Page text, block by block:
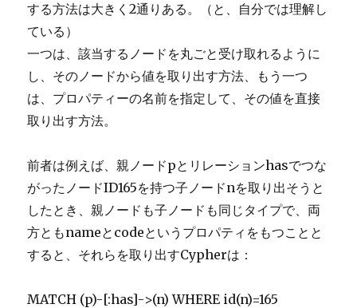
する方法は大きく2通りある。（と、自分では理解し
ている）
一つは、該当するノードを丸ごと受け取れるように
し、そのノードから値を取り出す方法、もう一つ
は、プロパティーの名前を指定して、その値を直接
取り出す方法。
前者は例えば、親ノードpとリレーションhasでつな
がったノードID165を持つ子ノードnを取り出そうと
したとき、親ノードも子ノードも同じタイプで、両
方ともnameとcodeというプロパティをもつことと
すると、それらを取り出すCypherは：
MATCH (p)-[:has]->(n) WHERE id(n)=165